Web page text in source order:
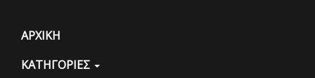
ΑΡΧΙΚΗ
ΚΑΤΗΓΟΡΙΕΣ